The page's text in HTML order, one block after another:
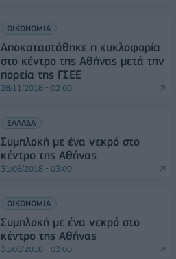
ΟΙΚΟΝΟΜΙΑ
Αποκαταστάθηκε η κυκλοφορία
στο κέντρο της Αθήνας μετά την
πορεία της ΓΣΕΕ
28/11/2018 - 02:00
ΕΛΛΑΔΑ
Συμπλοκή με ένα νεκρό στο
κέντρο της Αθήνας
31/08/2018 - 03:00
ΟΙΚΟΝΟΜΙΑ
Συμπλοκή με ένα νεκρό στο
κέντρο της Αθήνας
31/08/2018 - 03:00